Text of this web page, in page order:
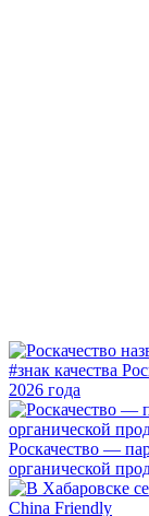
#знак качества
2026 года
Роскачество —
органической